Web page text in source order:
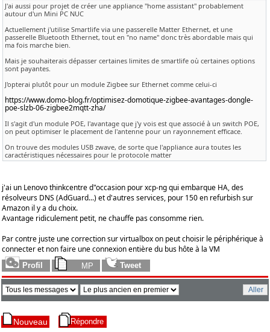
J'ai aussi pour projet de créer une appliance "home assistant" probablement
autour d'un Mini PC NUC
Actuellement j'utilise Smartlife via une passerelle Matter Ethernet, et une
passerelle Bluetooth Ethernet, tout en "no name" donc très abordable mais qui
ma fois marche bien.
Mais je souhaiterais dépasser certaines limites de smartlife où certaines options
sont payantes.
J'opterai plutôt pour un module Zigbee sur Ethernet comme celui-ci
https://www.domo-blog.fr/optimisez-domotique-zigbee-avantages-dongle-
poe-slzb-06-zigbee2mqtt-zha/
Il s'agit d'un module POE, l'avantage que j'y vois est que associé à un switch POE,
on peut optimiser le placement de l'antenne pour un rayonnement efficace.
On trouve des modules USB zwave, de sorte que l'appliance aura toutes les
caractéristiques nécessaires pour le protocole matter
j'ai un Lenovo thinkcentre d"occasion pour xcp-ng qui embarque HA, des
résolveurs DNS (AdGuard...) et d'autres services, pour 150 en refurbish sur
Amazon il y a du choix.
Avantage ridiculement petit, ne chauffe pas consomme rien.
Par contre juste une correction sur virtualbox on peut choisir le périphérique à
connecter et non faire une connexion entière du bus hôte à la VM